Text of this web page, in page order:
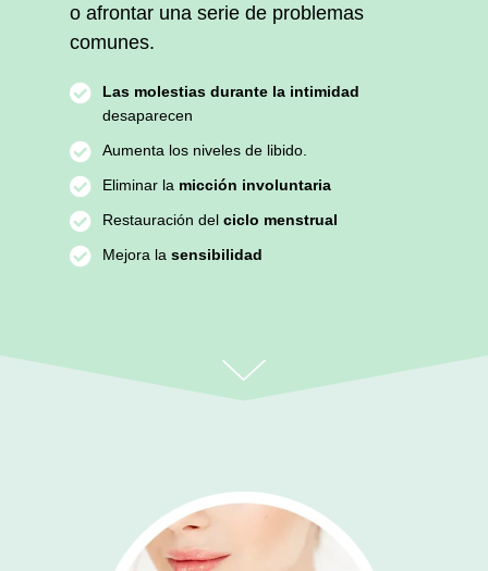
o afrontar una serie de problemas
comunes.
Las molestias durante la intimidad
desaparecen
Aumenta los niveles de libido.
Eliminar la micción involuntaria
Restauración del ciclo menstrual
Mejora la sensibilidad